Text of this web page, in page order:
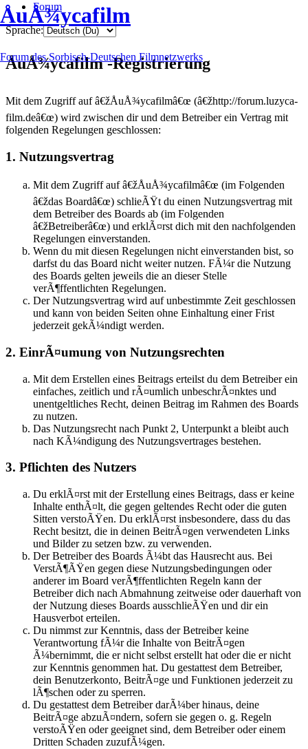
ÅuÅ¾ycafilm
Forum des Sorbisch-Deutschen Filmnetzwerks
Forum
Sprache:
ÅuÅ¾ycafilm -Registrierung
Mit dem Zugriff auf â€žÅuÅ¾ycafilmâ€œ (â€žhttp://forum.luzyca-
film.deâ€œ) wird zwischen dir und dem Betreiber ein Vertrag mit
folgenden Regelungen geschlossen:
1. Nutzungsvertrag
Mit dem Zugriff auf â€žÅuÅ¾ycafilmâ€œ (im Folgenden
â€ždas Boardâ€œ) schlieÃŸt du einen Nutzungsvertrag mit
dem Betreiber des Boards ab (im Folgenden
â€žBetreiberâ€œ) und erklÃ¤rst dich mit den nachfolgenden
Regelungen einverstanden.
Wenn du mit diesen Regelungen nicht einverstanden bist, so
darfst du das Board nicht weiter nutzen. FÃ¼r die Nutzung
des Boards gelten jeweils die an dieser Stelle
verÃ¶ffentlichten Regelungen.
Der Nutzungsvertrag wird auf unbestimmte Zeit geschlossen
und kann von beiden Seiten ohne Einhaltung einer Frist
jederzeit gekÃ¼ndigt werden.
2. EinrÃ¤umung von Nutzungsrechten
Mit dem Erstellen eines Beitrags erteilst du dem Betreiber ein
einfaches, zeitlich und rÃ¤umlich unbeschrÃ¤nktes und
unentgeltliches Recht, deinen Beitrag im Rahmen des Boards
zu nutzen.
Das Nutzungsrecht nach Punkt 2, Unterpunkt a bleibt auch
nach KÃ¼ndigung des Nutzungsvertrages bestehen.
3. Pflichten des Nutzers
Du erklÃ¤rst mit der Erstellung eines Beitrags, dass er keine
Inhalte enthÃ¤lt, die gegen geltendes Recht oder die guten
Sitten verstoÃŸen. Du erklÃ¤rst insbesondere, dass du das
Recht besitzt, die in deinen BeitrÃ¤gen verwendeten Links
und Bilder zu setzen bzw. zu verwenden.
Der Betreiber des Boards Ã¼bt das Hausrecht aus. Bei
VerstÃ¶ÃŸen gegen diese Nutzungsbedingungen oder
anderer im Board verÃ¶ffentlichten Regeln kann der
Betreiber dich nach Abmahnung zeitweise oder dauerhaft von
der Nutzung dieses Boards ausschlieÃŸen und dir ein
Hausverbot erteilen.
Du nimmst zur Kenntnis, dass der Betreiber keine
Verantwortung fÃ¼r die Inhalte von BeitrÃ¤gen
Ã¼bernimmt, die er nicht selbst erstellt hat oder die er nicht
zur Kenntnis genommen hat. Du gestattest dem Betreiber,
dein Benutzerkonto, BeitrÃ¤ge und Funktionen jederzeit zu
lÃ¶schen oder zu sperren.
Du gestattest dem Betreiber darÃ¼ber hinaus, deine
BeitrÃ¤ge abzuÃ¤ndern, sofern sie gegen o. g. Regeln
verstoÃŸen oder geeignet sind, dem Betreiber oder einem
Dritten Schaden zuzufÃ¼gen.